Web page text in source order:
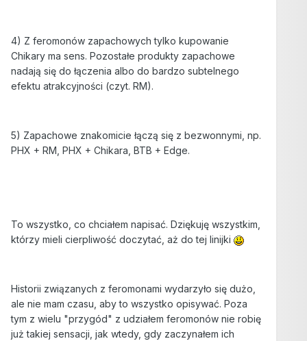
4) Z feromonów zapachowych tylko kupowanie
Chikary ma sens. Pozostałe produkty zapachowe
nadają się do łączenia albo do bardzo subtelnego
efektu atrakcyjności (czyt. RM).
5) Zapachowe znakomicie łączą się z bezwonnymi, np.
PHX + RM, PHX + Chikara, BTB + Edge.
To wszystko, co chciałem napisać. Dziękuję wszystkim,
którzy mieli cierpliwość doczytać, aż do tej linijki
Historii związanych z feromonami wydarzyło się dużo,
ale nie mam czasu, aby to wszystko opisywać. Poza
tym z wielu "przygód" z udziałem feromonów nie robię
już takiej sensacji, jak wtedy, gdy zaczynałem ich